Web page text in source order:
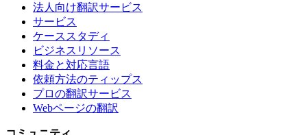
法人向け翻訳サービス
サービス
ケーススタディ
ビジネスリソース
料金と対応言語
依頼方法のティップス
プロの翻訳サービス
Webページの翻訳